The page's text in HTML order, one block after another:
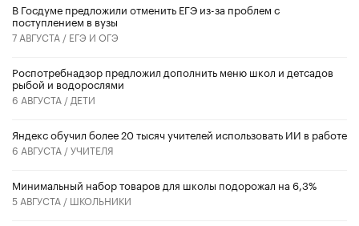
В Госдуме предложили отменить ЕГЭ из-за проблем с
поступлением в вузы
7 АВГУСТА / ЕГЭ И ОГЭ
Роспотребнадзор предложил дополнить меню школ и детсадов
рыбой и водорослями
6 АВГУСТА / ДЕТИ
​Яндекс обучил более 20 тысяч учителей использовать ИИ в работе
6 АВГУСТА /УЧИТЕЛЯ
Минимальный набор товаров для школы подорожал на 6,3%
5 АВГУСТА / ШКОЛЬНИКИ